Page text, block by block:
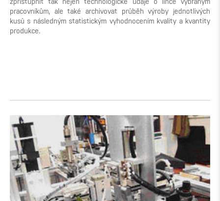
pracovníkům, ale také archivovat průběh výroby jednotlivých
kusů s následným statistickým vyhodnocením kvality a kvantity
produkce.